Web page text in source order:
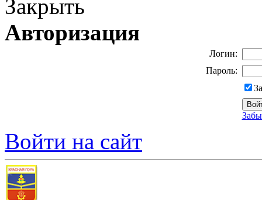
Закрыть
Авторизация
Логин:
Пароль:
Войти на сайт